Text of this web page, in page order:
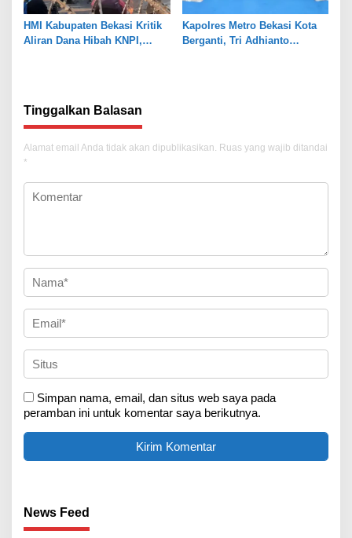
HMI Kabupaten Bekasi Kritik
Aliran Dana Hibah KNPI,
Kapolres Metro Bekasi Kota
Berganti, Tri Adhianto
Tinggalkan Balasan
Alamat email Anda tidak akan dipublikasikan. Ruas yang wajib ditandai
*
Simpan nama, email, dan situs web saya pada
peramban ini untuk komentar saya berikutnya.
News Feed